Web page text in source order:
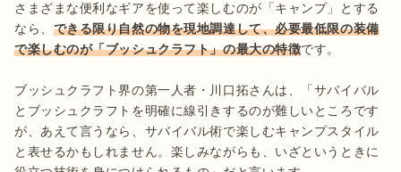
さまざまな便利なギアを使って楽しむのが「キャンプ」とする
なら、 できる限り自然の物を現地調達して、必要最低限の装備
で楽しむのが「ブッシュクラフト」の最大の特徴です。
ブッシュクラフト界の第一人者・川口拓さんは、「サバイバル
とブッシュクラフトを明確に線引きするのが難しいところです
が、あえて言うなら、サバイバル術で楽しむキャンプスタイル
と表せるかもしれません。楽しみながらも、いざというときに